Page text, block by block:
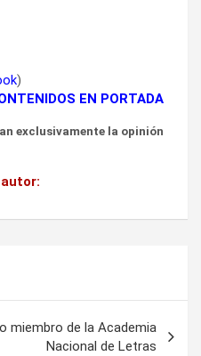
)
EN PORTADA
exclusivamente la opinión
miembro de la Academia
Nacional de Letras